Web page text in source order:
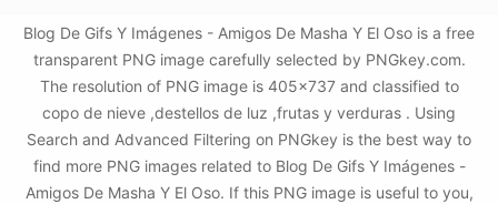
Blog De Gifs Y Imágenes - Amigos De Masha Y El Oso is a free
transparent PNG image carefully selected by PNGkey.com.
The resolution of PNG image is 405x737 and classified to
copo de nieve ,destellos de luz ,frutas y verduras . Using
Search and Advanced Filtering on PNGkey is the best way to
find more PNG images related to Blog De Gifs Y Imágenes -
Amigos De Masha Y El Oso. If this PNG image is useful to you,